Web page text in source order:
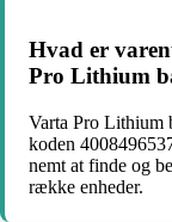
Hvad er
Pro Lithium
Varta Pro Lithium
koden
nemt at finde og
række enheder.